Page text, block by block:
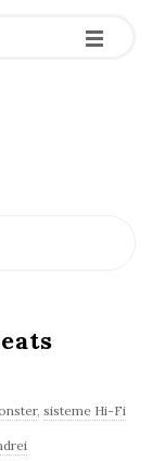
-
-
-
, sisteme Hi-Fi